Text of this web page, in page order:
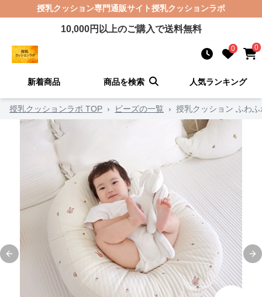
授乳クッション専門通販サイト授乳クッションラボ
10,000円以上のご購入で送料無料
0 0
新着商品 商品を検索 人気ランキング
授乳クッションラボ TOP › ビーズの一覧 › 授乳クッション ふわ
Previous slide